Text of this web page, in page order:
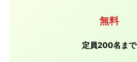
無料
定員200名まで